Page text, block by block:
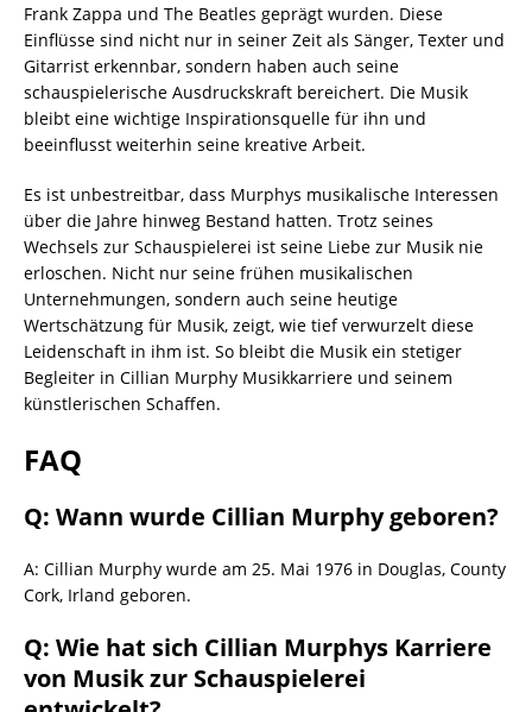
Frank Zappa und The Beatles geprägt wurden. Diese
Einflüsse sind nicht nur in seiner Zeit als Sänger, Texter und
Gitarrist erkennbar, sondern haben auch seine
schauspielerische Ausdruckskraft bereichert. Die Musik
bleibt eine wichtige Inspirationsquelle für ihn und
beeinflusst weiterhin seine kreative Arbeit.
Es ist unbestreitbar, dass Murphys musikalische Interessen
über die Jahre hinweg Bestand hatten. Trotz seines
Wechsels zur Schauspielerei ist seine Liebe zur Musik nie
erloschen. Nicht nur seine frühen musikalischen
Unternehmungen, sondern auch seine heutige
Wertschätzung für Musik, zeigt, wie tief verwurzelt diese
Leidenschaft in ihm ist. So bleibt die Musik ein stetiger
Begleiter in Cillian Murphy Musikkarriere und seinem
künstlerischen Schaffen.
FAQ
Q: Wann wurde Cillian Murphy geboren?
A: Cillian Murphy wurde am 25. Mai 1976 in Douglas, County
Cork, Irland geboren.
Q: Wie hat sich Cillian Murphys Karriere
von Musik zur Schauspielerei